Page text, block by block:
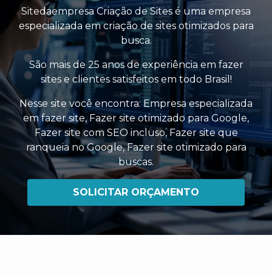
Sitedaempresa Criação de Sites é uma empresa
especializada em criação de sites otimizados para
busca.
São mais de 25 anos de experiência em fazer
sites e clientes satisfeitos em todo Brasil!
Nesse site você encontra:Empresa especializada
em fazer site,Fazer site otimizado para Google,
Fazer site com SEO incluso, Fazer site que
ranqueia no Google,Fazer site otimizado para
buscas.
SOLICITAR ORÇAMENTO